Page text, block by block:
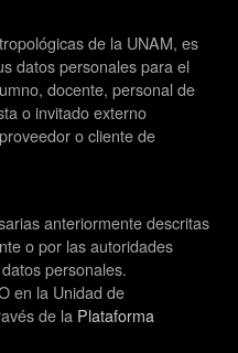
de la UNAM, es
datos personales para el
docente, personal de
o invitado externo
o cliente de
anteriormente descritas
o por las autoridades
personales.
en la Unidad de
de la Plataforma